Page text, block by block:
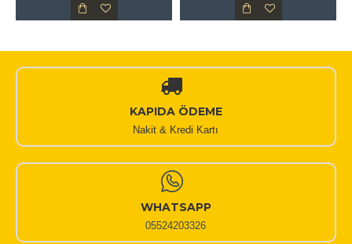
KAPIDA ÖDEME
Nakit & Kredi Kartı
WHATSAPP
05524203326